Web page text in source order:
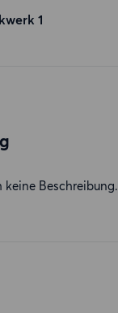
1
Beschreibung.